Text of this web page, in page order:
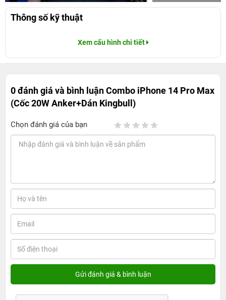
Thông số kỹ thuật
Xem cấu hình chi tiết
0 đánh giá và bình luậnCombo iPhone 14 Pro Max
(Cốc 20W Anker+Dán Kingbull)
Chọn đánh giá của bạn